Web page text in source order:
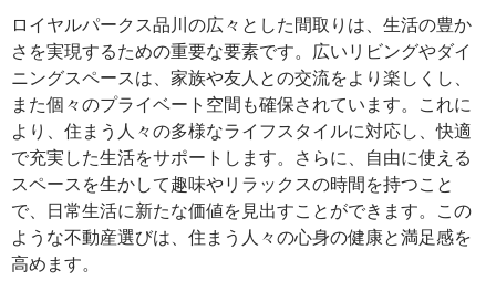
ロイヤルパークス品川の広々とした間取りは、生活の豊か
さを実現するための重要な要素です。広いリビングやダイ
ニングスペースは、家族や友人との交流をより楽しくし、
また個々のプライベート空間も確保されています。これに
より、住まう人々の多様なライフスタイルに対応し、快適
で充実した生活をサポートします。さらに、自由に使える
スペースを生かして趣味やリラックスの時間を持つこと
で、日常生活に新たな価値を見出すことができます。この
ような不動産選びは、住まう人々の心身の健康と満足感を
高めます。